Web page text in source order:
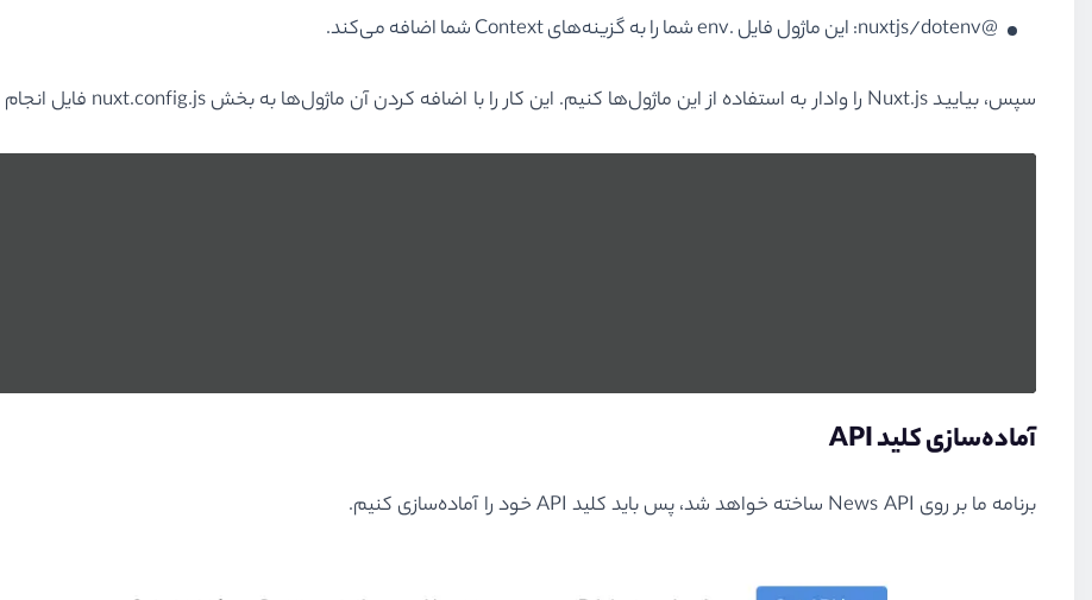
@nuxtjs/dotenv: این ماژول فایل .env شما را به گزینه‌های Context شما اضافه می‌کند.
سپس، بیایید Nuxt.js را وادار به استفاده از این ماژول‌ها کنیم. این کار را با اضافه کردن آن ماژول‌ها به بخش nuxt.config.js فایل انجام می‌دهیم:
آماده‌سازی کلید API
برنامه ما بر روی News API ساخته خواهد شد،‌ پس باید کلید API خود را آماده‌سازی کنیم.